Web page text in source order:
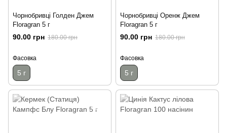
Чорнобривці Голден Джем
Floragran 5 г
90.00 грн 180.00 грн
Фасовка
5 г
Чорнобривці Оренж Джем
Floragran 5 г
90.00 грн 180.00 грн
Фасовка
5 г